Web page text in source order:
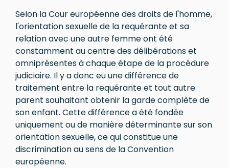
Selon la Cour européenne des droits de l'homme,
l'orientation sexuelle de la requérante et sa
relation avec une autre femme ont été
constamment au centre des délibérations et
omniprésentes à chaque étape de la procédure
judiciaire. Il y a donc eu une différence de
traitement entre la requérante et tout autre
parent souhaitant obtenir la garde complète de
son enfant. Cette différence a été fondée
uniquement ou de manière déterminante sur son
orientation sexuelle, ce qui constitue une
discrimination au sens de la Convention
européenne.